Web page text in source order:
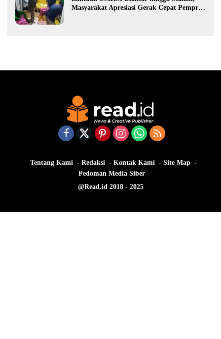
Masyarakat Apresiasi Gerak Cepat Pemprov
Tentang Kami Redaksi Kontak Kami
Site Map
Pedoman Media Siber
@Read.id 2018 - 2025